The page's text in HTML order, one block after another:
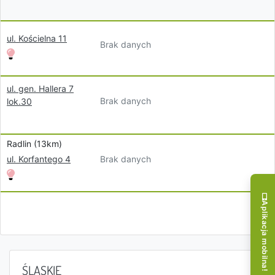
ul. Kościelna 11
Brak danych
ul. gen. Hallera 7
lok.30
Brak danych
Radlin (13km)
ul. Korfantego 4
Brak danych
ŚLĄSKIE Aplikacja mobilna!